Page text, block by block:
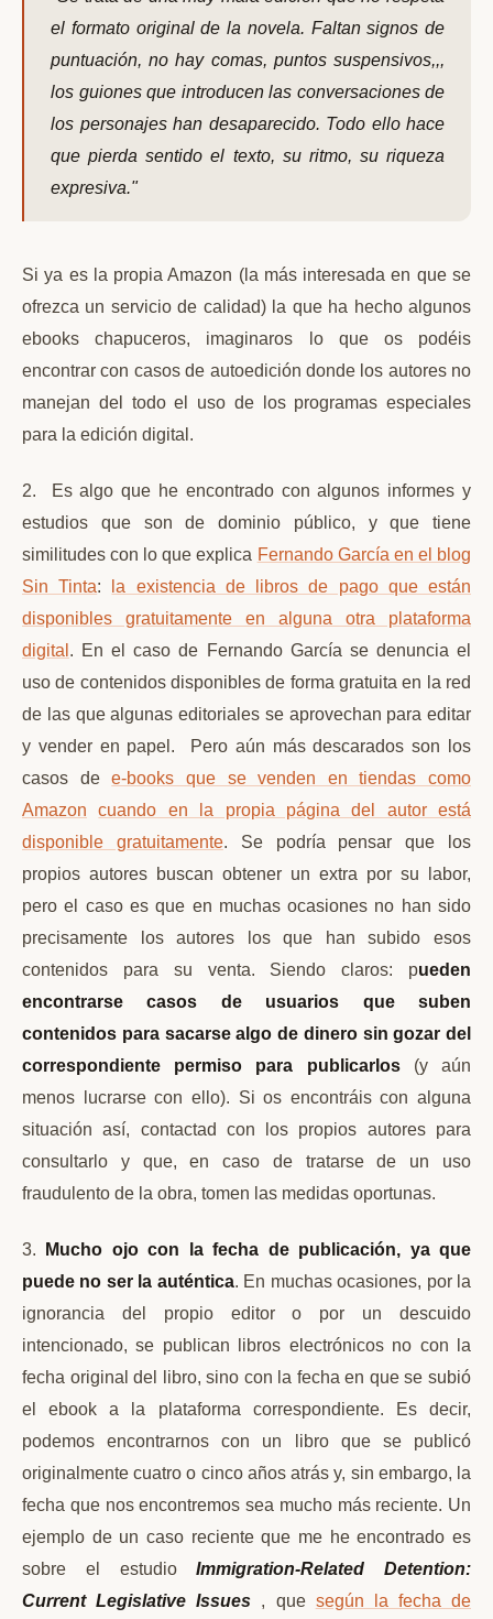
el formato original de la novela. Faltan signos de
puntuación, no hay comas, puntos suspensivos,,,
los guiones que introducen las conversaciones de
los personajes han desaparecido. Todo ello hace
que pierda sentido el texto, su ritmo, su riqueza
expresiva."
Si ya es la propia Amazon (la más interesada en que se
ofrezca un servicio de calidad) la que ha hecho algunos
ebooks chapuceros, imaginaros lo que os podéis
encontrar con casos de autoedición donde los autores no
manejan del todo el uso de los programas especiales
para la edición digital.
2. Es algo que he encontrado con algunos informes y
estudios que son de dominio público, y que tiene
similitudes con lo que explica Fernando García en el blog
Sin Tinta:
la existencia de libros de pago que están
disponibles gratuitamente en alguna otra plataforma
digital . En el caso de Fernando García se denuncia el
uso de contenidos disponibles de forma gratuita en la red
de las que algunas editoriales se aprovechan para editar
y vender en papel. Pero aún más descarados son los
casos dee-books que se venden en tiendas como
Amazon
cuando en la propia página del autor está
disponible gratuitamente. Se podría pensar que los
propios autores buscan obtener un extra por su labor,
pero el caso es que en muchas ocasiones no han sido
precisamente los autores los que han subido esos
contenidos para su venta. Siendo claros: pueden
encontrarse casos de usuarios que suben
contenidos para sacarse algo de dinero sin gozar del
correspondiente permiso para publicarlos(y aún
menos lucrarse con ello). Si os encontráis con alguna
situación así, contactad con los propios autores para
consultarlo y que, en caso de tratarse de un uso
fraudulento de la obra, tomen las medidas oportunas.
3.
Mucho ojo con la fecha de publicación, ya que
puede no ser la auténtica. En muchas ocasiones, por la
ignorancia del propio editor o por un descuido
intencionado, se publican libros electrónicos no con la
fecha original del libro, sino con la fecha en que se subió
el ebook a la plataforma correspondiente. Es decir,
podemos encontrarnos con un libro que se publicó
originalmente cuatro o cinco años atrás y, sin embargo, la
fecha que nos encontremos sea mucho más reciente. Un
ejemplo de un caso reciente que me he encontrado es
sobre el estudioImmigration-Related Detention:
Current Legislative Issues , que según la fecha de